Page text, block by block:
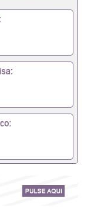
。 注：上述
单，学校，
假的毕业证
居国外需要
国企假的毕业
需要些什么材
, 挂科拿不到
正常毕业怎么
是否因为中
您是否因为
是否因没正
挂科了不想
找工作没
上买文凭可靠
国外本